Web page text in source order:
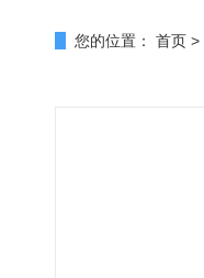
您的位置： 首页 >